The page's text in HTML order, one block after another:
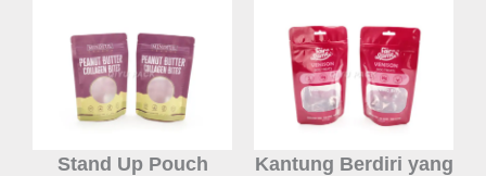
Stand Up Pouch
Kantung Berdiri yang